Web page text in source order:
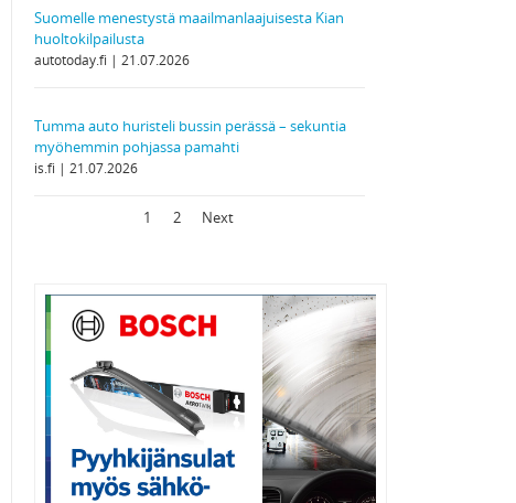
Suomelle menestystä maailmanlaajuisesta Kian
huoltokilpailusta
autotoday.fi 21.07.2026
Tumma auto huristeli bussin perässä – sekuntia
myöhemmin pohjassa pamahti
is.fi 21.07.2026
1 2 Next